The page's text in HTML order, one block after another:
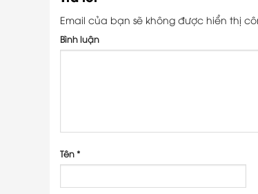
Email của bạn sẽ không được hiển thị
Bình luận
Tên *